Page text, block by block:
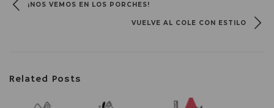
¡NOS VEMOS EN LOS PORCHES!
VUELVE AL COLE CON ESTILO
Related Posts